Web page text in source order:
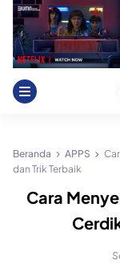
Skip
content
Beranda APPS
dan Trik Terbaik
Cara